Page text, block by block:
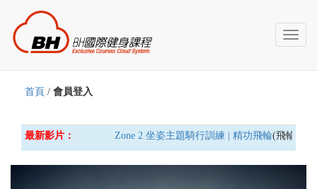
Toggle
首頁 / 會員登入
最新影片： Zone 2 坐姿主題騎行訓練 | 精功飛輪(飛輪車